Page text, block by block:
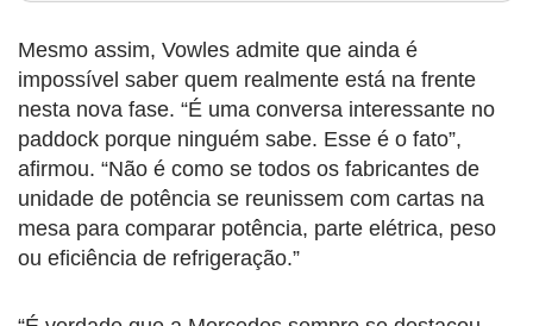
Mesmo assim, Vowles admite que ainda é
impossível saber quem realmente está na frente
nesta nova fase. “É uma conversa interessante no
paddock porque ninguém sabe. Esse é o fato”,
afirmou. “Não é como se todos os fabricantes de
unidade de potência se reunissem com cartas na
mesa para comparar potência, parte elétrica, peso
ou eficiência de refrigeração.”